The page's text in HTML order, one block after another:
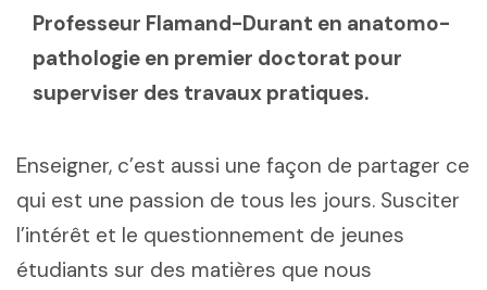
Professeur Flamand-Durant en anatomo-
pathologie en premier doctorat pour
superviser des travaux pratiques.
Enseigner, c’est aussi une façon de partager ce
qui est une passion de tous les jours. Susciter
l’intérêt et le questionnement de jeunes
étudiants sur des matières que nous